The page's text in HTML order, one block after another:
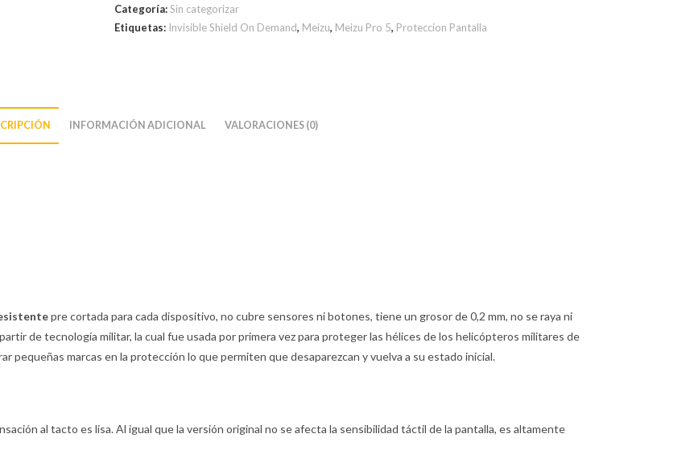
Categoría:Sin categorizar
Etiquetas: Invisible Shield On Demand, Meizu, Meizu Pro 5, Proteccion Pantalla
INFORMACIÓN ADICIONAL VALORACIONES (0)
pre cortada para cada dispositivo, no cubre sensores ni botones, tiene un grosor de 0,2 mm, no se raya ni
de tecnología militar, la cual fue usada por primera vez para proteger las hélices de los helicópteros militares de
pequeñas marcas en la protección lo que permiten que desaparezcan y vuelva a su estado inicial.
al tacto es lisa. Al igual que la versión original no se afecta la sensibilidad táctil de la pantalla, es altamente